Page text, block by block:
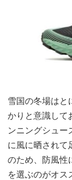
雪国の冬場はと
かりと意識して
ンニングシュー
に風に晒されて
のため、防風性
を選ぶのがオス